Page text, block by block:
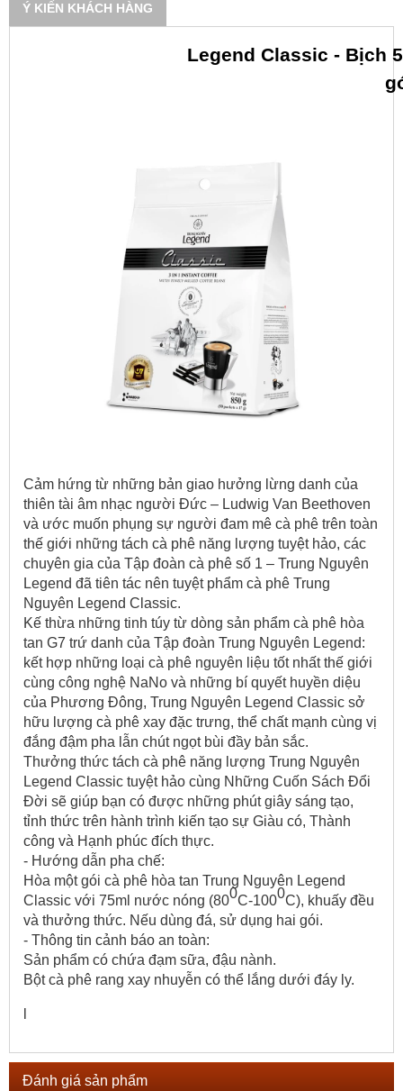
Ý KIẾN KHÁCH HÀNG
Legend Classic - Bịch
Cảm hứng từ những bản giao hưởng lừng danh của
thiên tài âm nhạc người Đức – Ludwig Van Beethoven
và ước muốn phụng sự người đam mê cà phê trên toàn
thế giới những tách cà phê năng lượng tuyệt hảo, các
chuyên gia của Tập đoàn cà phê số 1 – Trung Nguyên
Legend đã tiên tác nên tuyệt phẩm cà phê Trung
Nguyên Legend Classic.
Kế thừa những tinh túy từ dòng sản phẩm cà phê hòa
tan G7 trứ danh của Tập đoàn Trung Nguyên Legend:
kết hợp những loại cà phê nguyên liệu tốt nhất thế giới
cùng công nghệ NaNo và những bí quyết huyền diệu
của Phương Đông, Trung Nguyên Legend Classic sở
hữu lượng cà phê xay đặc trưng, thể chất mạnh cùng vị
đắng đậm pha lẫn chút ngọt bùi đầy bản sắc.
Thưởng thức tách cà phê năng lượng Trung Nguyên
Legend Classic tuyệt hảo cùng Những Cuốn Sách Đổi
Đời sẽ giúp bạn có được những phút giây sáng tạo,
tỉnh thức trên hành trình kiến tạo sự Giàu có, Thành
công và Hạnh phúc đích thực.
- Hướng dẫn pha chế:
Hòa một gói cà phê hòa tan Trung Nguyên Legend
Classic với 75ml nước nóng (800C-1000C), khuấy đều
và thưởng thức. Nếu dùng đá, sử dụng hai gói.
- Thông tin cảnh báo an toàn:
Sản phẩm có chứa đạm sữa, đậu nành.
Bột cà phê rang xay nhuyễn có thể lắng dưới đáy ly.
Đánh giá sản phẩm